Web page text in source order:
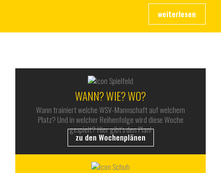
WANN? WIE? WO?
Wann trainiert welche WSV-Mannschaft auf welchem
Platz? Und in welcher Reihenfolge wird diese Woche
gespielt? Hier gibt’s den Plan!
zu den Wochenplänen